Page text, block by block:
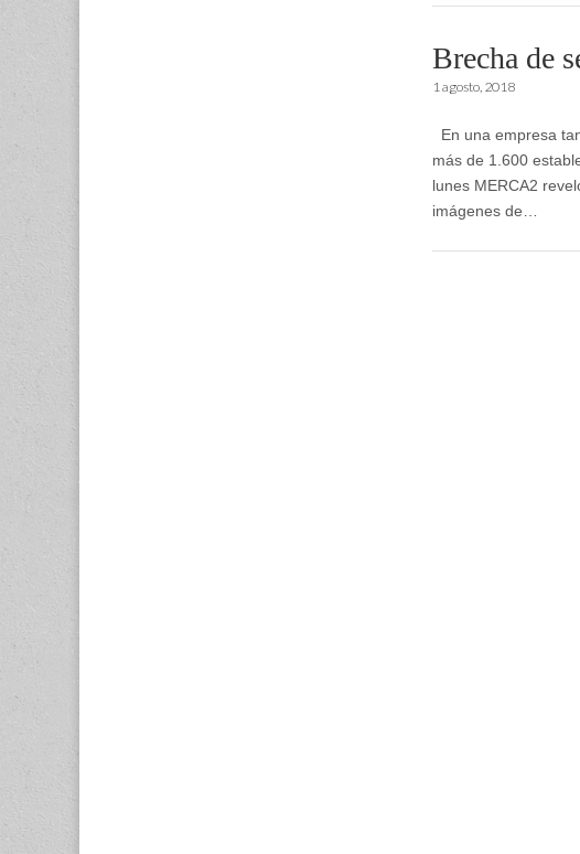
Brecha de
1 agosto, 2018
En una empresa
más de 1.600
lunes MERCA2
imágenes de…